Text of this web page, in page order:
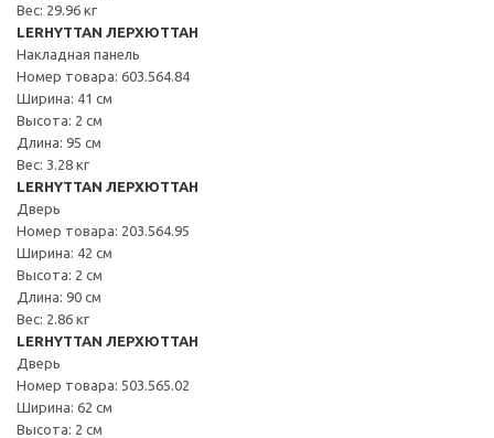
Вес: 29.96 кг
LERHYTTAN ЛЕРХЮТТАН
Накладная панель
Номер товара: 603.564.84
Ширина: 41 см
Высота: 2 см
Длина: 95 см
Вес: 3.28 кг
LERHYTTAN ЛЕРХЮТТАН
Дверь
Номер товара: 203.564.95
Ширина: 42 см
Высота: 2 см
Длина: 90 см
Вес: 2.86 кг
LERHYTTAN ЛЕРХЮТТАН
Дверь
Номер товара: 503.565.02
Ширина: 62 см
Высота: 2 см